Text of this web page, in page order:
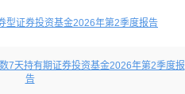
型证券投资基金2026年第2季度报告
7天持有期证券投资基金2026年第2季度报
告